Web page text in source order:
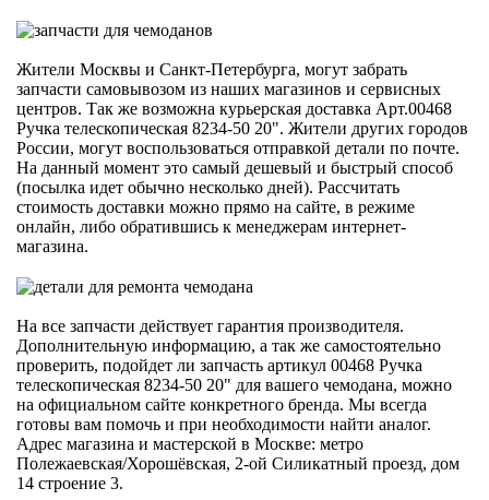
Жители Москвы и Санкт-Петербурга, могут забрать
запчасти самовывозом из наших магазинов и сервисных
центров. Так же возможна курьерская доставка Арт.00468
Ручка телескопическая 8234-50 20". Жители других городов
России, могут воспользоваться отправкой детали по почте.
На данный момент это самый дешевый и быстрый способ
(посылка идет обычно несколько дней). Рассчитать
стоимость доставки можно прямо на сайте, в режиме
онлайн, либо обратившись к менеджерам интернет-
магазина.
На все запчасти действует гарантия производителя.
Дополнительную информацию, а так же самостоятельно
проверить, подойдет ли запчасть артикул 00468 Ручка
телескопическая 8234-50 20" для вашего чемодана, можно
на официальном сайте конкретного бренда. Мы всегда
готовы вам помочь и при необходимости найти аналог.
Адрес магазина и мастерской в Москве: метро
Полежаевская/Хорошёвская, 2-ой Силикатный проезд, дом
14 строение 3.